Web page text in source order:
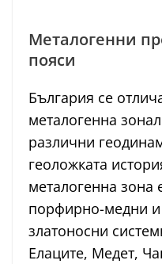
Металогенни
пояси
България се
металогенна
различни
геоложката
металогенна зона
порфирно-медни
златоносни
Елаците, Медет,